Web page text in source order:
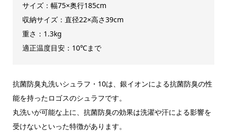
サイズ：幅75×奥行185cm
収納サイズ：直径22×高さ39cm
重さ：1.3kg
適正温度目安：10℃まで
抗菌防臭丸洗いシュラフ・10は、銀イオンによる抗菌防臭の性
能を持ったロゴスのシュラフです。
丸洗いが可能な上に、抗菌防臭の効果は洗濯や汗による影響を
受けないといった特徴があります。